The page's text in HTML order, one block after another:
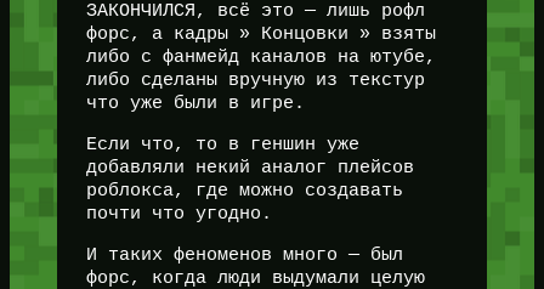
ЗАКОНЧИЛСЯ, всё это — лишь рофл
форс, а кадры » Концовки » взяты
либо с фанмейд каналов на ютубе,
либо сделаны вручную из текстур
что уже были в игре.
Если что, то в геншин уже
добавляли некий аналог плейсов
роблокса, где можно создавать
почти что угодно.
И таких феноменов много — был
форс, когда люди выдумали целую